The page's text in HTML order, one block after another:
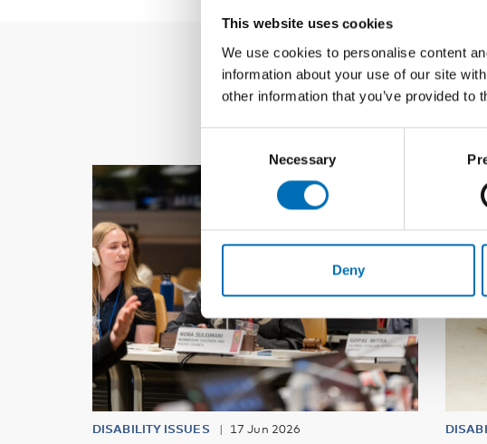
This website uses cookies
We use cookies to personalise content
information about your use of our site
other information that you’ve provided to
Necessary
Deny
DISABILITY ISSUES 17 Jun 2026